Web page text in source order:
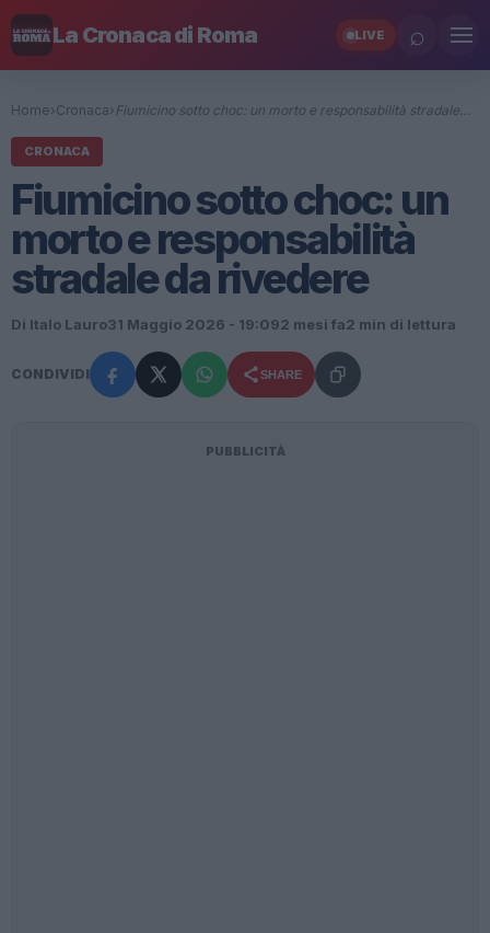
La Cronaca di Roma LIVE ⌕
Home› Cronaca› Fiumicino sotto choc: un morto e responsabilità stradale…
CRONACA
Fiumicino sotto choc: un
morto e responsabilità
stradale da rivedere
Di Italo Lauro31 Maggio 2026 - 19:092 mesi fa2 min di lettura
CONDIVIDI SHARE
PUBBLICITÀ